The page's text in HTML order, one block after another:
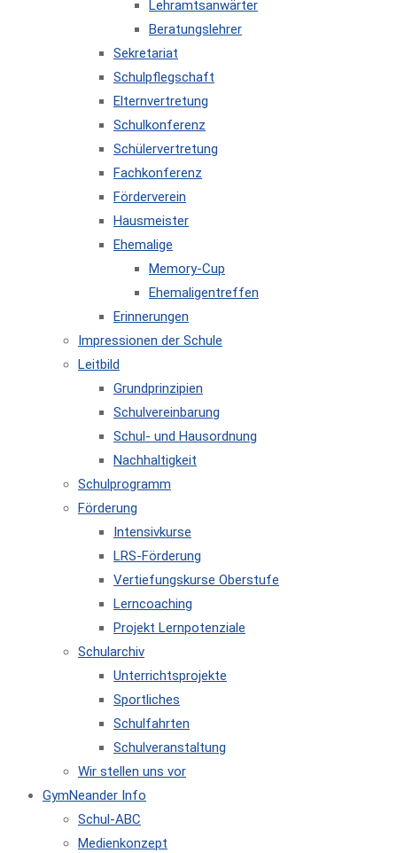
Lehramtsanwärter
Beratungslehrer
Sekretariat
Schulpflegschaft
Elternvertretung
Schulkonferenz
Schülervertretung
Fachkonferenz
Förderverein
Hausmeister
Ehemalige
Memory-Cup
Ehemaligentreffen
Erinnerungen
Impressionen der Schule
Leitbild
Grundprinzipien
Schulvereinbarung
Schul- und Hausordnung
Nachhaltigkeit
Schulprogramm
Förderung
Intensivkurse
LRS-Förderung
Vertiefungskurse Oberstufe
Lerncoaching
Projekt Lernpotenziale
Schularchiv
Unterrichtsprojekte
Sportliches
Schulfahrten
Schulveranstaltung
Wir stellen uns vor
GymNeander Info
Schul-ABC
Medienkonzept